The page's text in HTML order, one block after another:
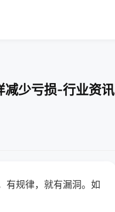
减少亏损-行业资讯
有规律，就有漏洞。如